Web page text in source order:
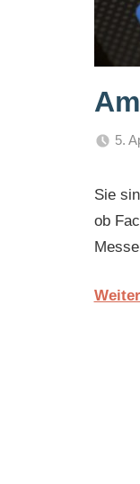
5.
Sie
ob